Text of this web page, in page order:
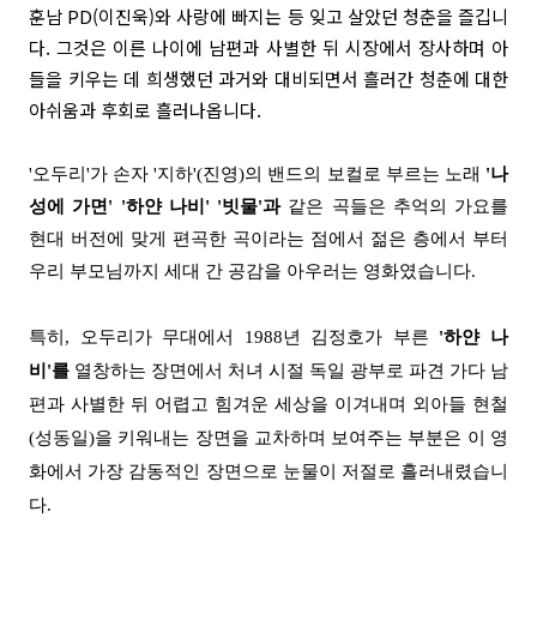
훈남 PD(이진욱)와 사랑에 빠지는 등 잊고 살았던 청춘을 즐깁니
다. 그것은 이른 나이에 남편과 사별한 뒤 시장에서 장사하며 아
들을 키우는 데 희생했던 과거와 대비되면서 흘러간 청춘에 대한
아쉬움과 후회로 흘러나옵니다.
'오두리'가 손자 '지하'(진영)의 밴드의 보컬로 부르는 노래 '나
성에 가면' '하얀 나비' '빗물'과 같은 곡들은 추억의 가요를
현대 버전에 맞게 편곡한 곡이라는 점에서 젊은 층에서 부터
우리 부모님까지 세대 간 공감을 아우러는 영화였습니다.
특히, 오두리가 무대에서 1988년 김정호가 부른 '하얀 나
비'를 열창하는 장면에서 처녀 시절 독일 광부로 파견 가다 남
편과 사별한 뒤 어렵고 힘겨운 세상을 이겨내며 외아들 현철
(성동일)을 키워내는 장면을 교차하며 보여주는 부분은 이 영
화에서 가장 감동적인 장면으로 눈물이 저절로 흘러내렸습니
다.